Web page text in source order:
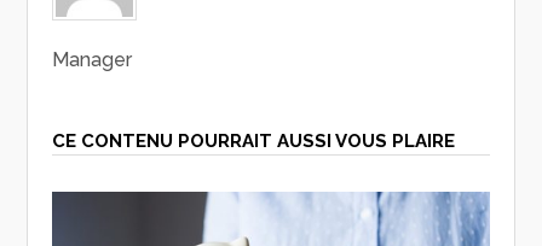
Manager
CE CONTENU POURRAIT AUSSI VOUS PLAIRE